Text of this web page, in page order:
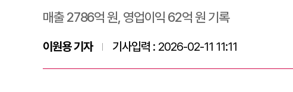
매출 2786억 원, 영업이익 62억 원 기록
이원용 기자 기사입력 : 2026-02-11 11:11